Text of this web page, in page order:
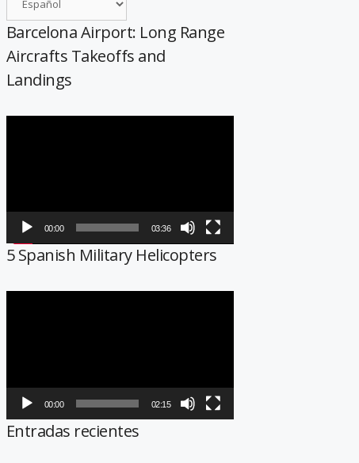
Barcelona Airport: Long Range
Aircrafts Takeoffs and
Landings
00:00 03:36
5 Spanish Military Helicopters
00:00 02:15
Entradas recientes